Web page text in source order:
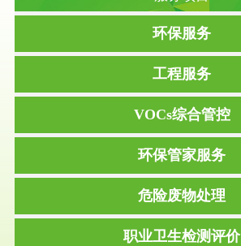
环保服务
工程服务
VOCs综合管控
环保管家服务
危险废物处理
职业卫生检测评价